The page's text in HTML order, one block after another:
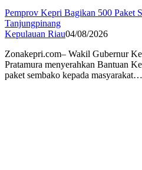
Pemprov Kepri Bagikan 500 Paket
Tanjungpinang
Kepulauan Riau04/08/2026
Zonakepri.com– Wakil Gubernur
Pratamura menyerahkan Bantuan
paket sembako kepada masyarakat…